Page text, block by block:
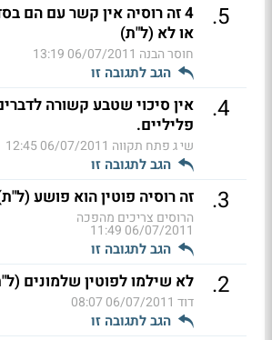
5
.
4 זה רוסיה אין קשר עם הם
או לא (ל"ת)
חוסר הבנה 06/07/2011 13:19
הגב לתגובה זו
4
.
אין סיכוי שטבע קשורה
פליליים.
שי ג פתח תקווה 06/07/2011 12:45
הגב לתגובה זו
3
. זה רוסיה פוטין הוא פושע
הרוסים צריכים מהפכה
06/07/2011 11:49
הגב לתגובה זו
2
. לא שילמו לפוטין שלמונים
דוד 06/07/2011 08:07
הגב לתגובה זו